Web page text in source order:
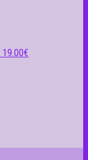
19.00€